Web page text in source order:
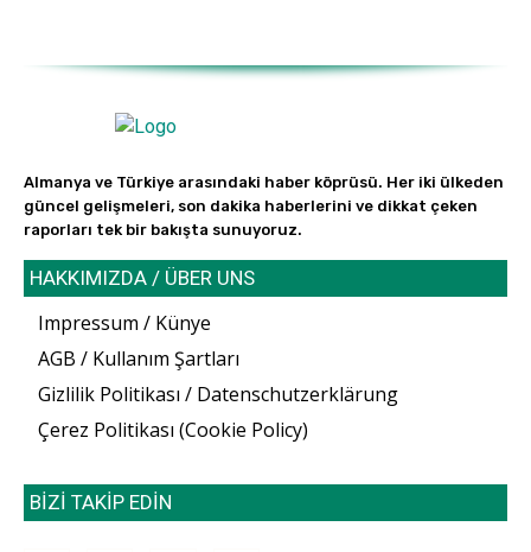
Almanya ve Türkiye arasındaki haber köprüsü. Her iki ülkeden
güncel gelişmeleri, son dakika haberlerini ve dikkat çeken
raporları tek bir bakışta sunuyoruz.
HAKKIMIZDA / ÜBER UNS
Impressum / Künye
AGB / Kullanım Şartları
Gizlilik Politikası / Datenschutzerklärung
Çerez Politikası (Cookie Policy)
BİZİ TAKİP EDİN